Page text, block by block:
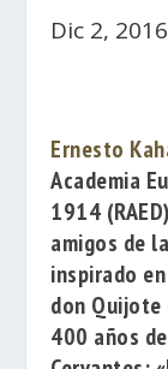
Dic 2, 2016
Ernesto
Academia
1914
amigos de
inspirado
don Quijote
400 años